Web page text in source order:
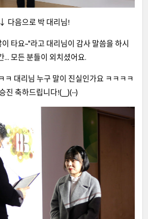
↓ 다음으로 박 대리님!
타요~"라고 대리님이 감사 말씀을 하시
... 모든 분들이 외치셨어요.
ㅋ 대리님 누구 말이 진실인가요 ㅋㅋㅋㅋ
진 축하드립니다!(__)(--)